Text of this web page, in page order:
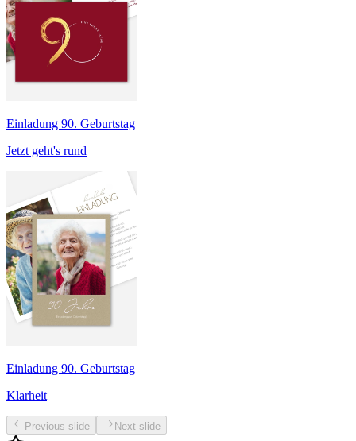
Einladung 90. Geburtstag
Jetzt geht's rund
Einladung 90. Geburtstag
Klarheit
Previous slide Next slide